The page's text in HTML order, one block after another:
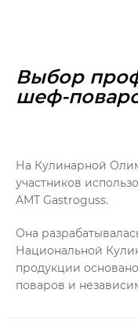
Выбор
шеф-
На Кулинарной
участников
AMT Gastroguss.
Она
Национальной
продукции
поваров и